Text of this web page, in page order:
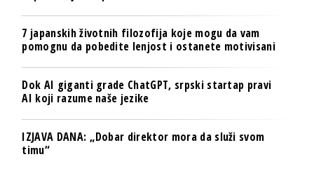
7 japanskih životnih filozofija koje mogu da vam
pomognu da pobedite lenjost i ostanete motivisani
Dok AI giganti grade ChatGPT, srpski startap pravi
AI koji razume naše jezike
IZJAVA DANA: „Dobar direktor mora da služi svom
timu“